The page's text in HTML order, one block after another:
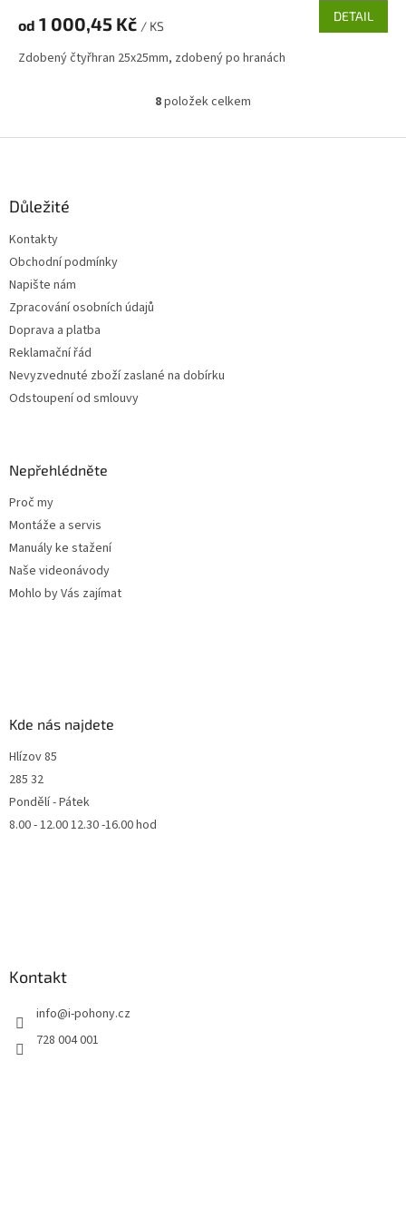
od 1 000,45 Kč / KS
DETAIL
Zdobený čtyřhran 25x25mm, zdobený po hranách
O
l
p
i
8položek celkem
Důležité
Kontakty
Obchodní podmínky
Napište nám
Zpracování osobních údajů
Doprava a platba
Reklamační řád
Nevyzvednuté zboží zaslané na dobírku
Odstoupení od smlouvy
Nepřehlédněte
Proč my
Montáže a servis
Manuály ke stažení
Naše videonávody
Mohlo by Vás zajímat
Kde nás najdete
Hlízov 85
285 32
Pondělí - Pátek
8.00 - 12.00 12.30 -16.00 hod
Kontakt
info@i-pohony.cz
728 004 001